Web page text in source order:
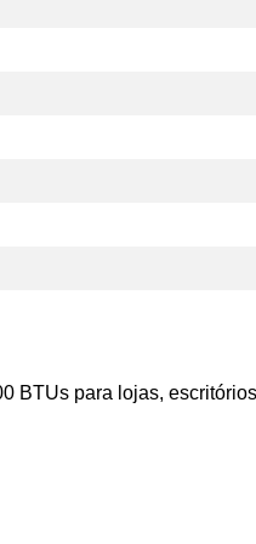
BTUs para lojas,